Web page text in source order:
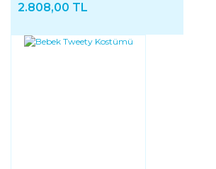
2.808,00 TL